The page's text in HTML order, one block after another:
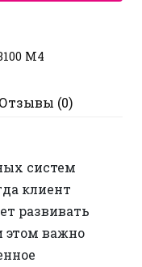
M4
Отзывы (0)
систем
клиент
развивать
этом важно